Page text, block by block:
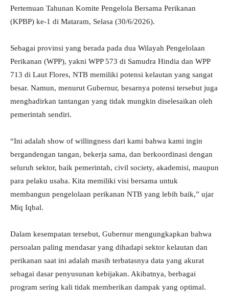
Pertemuan Tahunan Komite Pengelola Bersama Perikanan
(KPBP) ke-1 di Mataram, Selasa (30/6/2026).
Sebagai provinsi yang berada pada dua Wilayah Pengelolaan
Perikanan (WPP), yakni WPP 573 di Samudra Hindia dan WPP
713 di Laut Flores, NTB memiliki potensi kelautan yang sangat
besar. Namun, menurut Gubernur, besarnya potensi tersebut juga
menghadirkan tantangan yang tidak mungkin diselesaikan oleh
pemerintah sendiri.
“Ini adalah show of willingness dari kami bahwa kami ingin
bergandengan tangan, bekerja sama, dan berkoordinasi dengan
seluruh sektor, baik pemerintah, civil society, akademisi, maupun
para pelaku usaha. Kita memiliki visi bersama untuk
membangun pengelolaan perikanan NTB yang lebih baik,” ujar
Miq Iqbal.
Dalam kesempatan tersebut, Gubernur mengungkapkan bahwa
persoalan paling mendasar yang dihadapi sektor kelautan dan
perikanan saat ini adalah masih terbatasnya data yang akurat
sebagai dasar penyusunan kebijakan. Akibatnya, berbagai
program sering kali tidak memberikan dampak yang optimal.